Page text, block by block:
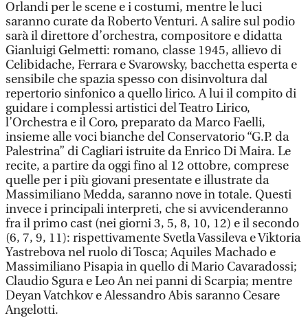
Orlandi per le scene e i costumi, mentre le luci
saranno curate da Roberto Venturi. A salire sul podio
sarà il direttore d’orchestra, compositore e didatta
Gianluigi Gelmetti: romano, classe 1945, allievo di
Celibidache, Ferrara e Svarowsky, bacchetta esperta e
sensibile che spazia spesso con disinvoltura dal
repertorio sinfonico a quello lirico. A lui il compito di
guidare i complessi artistici del Teatro Lirico,
l’Orchestra e il Coro, preparato da Marco Faelli,
insieme alle voci bianche del Conservatorio “G.P. da
Palestrina” di Cagliari istruite da Enrico Di Maira. Le
recite, a partire da oggi fino al 12 ottobre, comprese
quelle per i più giovani presentate e illustrate da
Massimiliano Medda, saranno nove in totale. Questi
invece i principali interpreti, che si avvicenderanno
fra il primo cast (nei giorni 3, 5, 8, 10, 12) e il secondo
(6, 7, 9, 11): rispettivamente Svetla Vassileva e Viktoria
Yastrebova nel ruolo di Tosca; Aquiles Machado e
Massimiliano Pisapia in quello di Mario Cavaradossi;
Claudio Sgura e Leo An nei panni di Scarpia; mentre
Deyan Vatchkov e Alessandro Abis saranno Cesare
Angelotti.